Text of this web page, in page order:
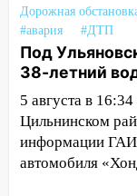
приговор
11:38 В
полностью
сарай
11:38 В
ЕГЭ с 2027
11:25 В
Дорожная
#авария
#ДТП
Под
38-летний
5 августа в
Цильнинском
информации
автомобиля